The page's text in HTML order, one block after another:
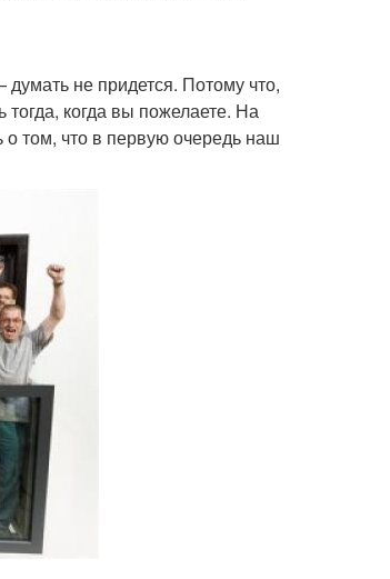
не придется. Потому что,
когда вы пожелаете. На
том, что в первую очередь наш